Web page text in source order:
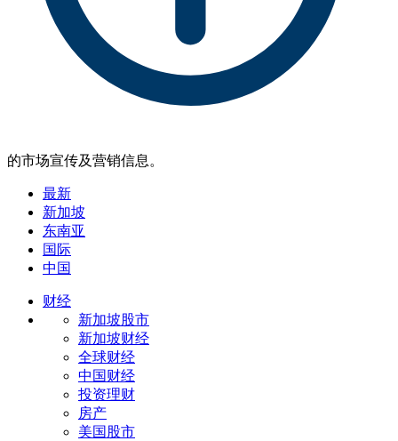
的市场宣传及营销信息。
最新
新加坡
东南亚
国际
中国
财经
新加坡股市
新加坡财经
全球财经
中国财经
投资理财
房产
美国股市